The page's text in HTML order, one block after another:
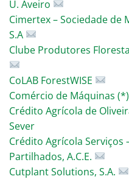
U. Aveiro
Cimertex – Sociedade de
S.A
Clube Produtores
CoLAB ForestWISE
Comércio de Máquinas (*)
Crédito Agrícola de
Sever
Crédito Agrícola Serviços
Partilhados, A.C.E.
Cutplant Solutions, S.A.